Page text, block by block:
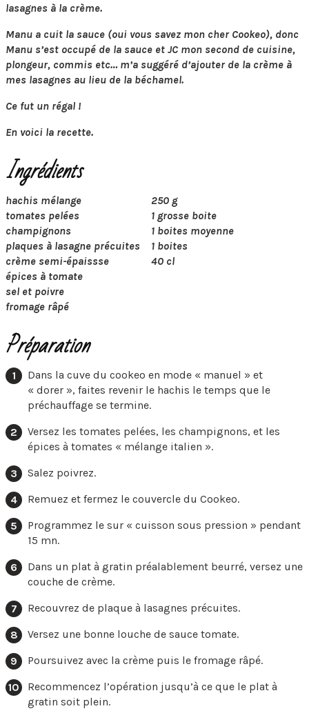
lasagnes à la crème.
Manu a cuit la sauce (oui vous savez mon cher Cookeo), donc
Manu s’est occupé de la sauce et JC mon second de cuisine,
plongeur, commis etc… m’a suggéré d’ajouter de la crème à
mes lasagnes au lieu de la béchamel.
Ce fut un régal !
En voici la recette.
Ingrédients
hachis mélange
250 g
tomates pelées
1 grosse boite
champignons
1 boites moyenne
plaques à lasagne précuites
1 boites
crème semi-épaissse
40 cl
épices à tomate
sel et poivre
fromage râpé
Préparation
Dans la cuve du cookeo en mode « manuel » et
« dorer », faites revenir le hachis le temps que le
préchauffage se termine.
Versez les tomates pelées, les champignons, et les
épices à tomates « mélange italien ».
Salez poivrez.
Remuez et fermez le couvercle du Cookeo.
Programmez le sur « cuisson sous pression » pendant
15 mn.
Dans un plat à gratin préalablement beurré, versez une
couche de crème.
Recouvrez de plaque à lasagnes précuites.
Versez une bonne louche de sauce tomate.
Poursuivez avec la crème puis le fromage râpé.
Recommencez l’opération jusqu’à ce que le plat à
gratin soit plein.